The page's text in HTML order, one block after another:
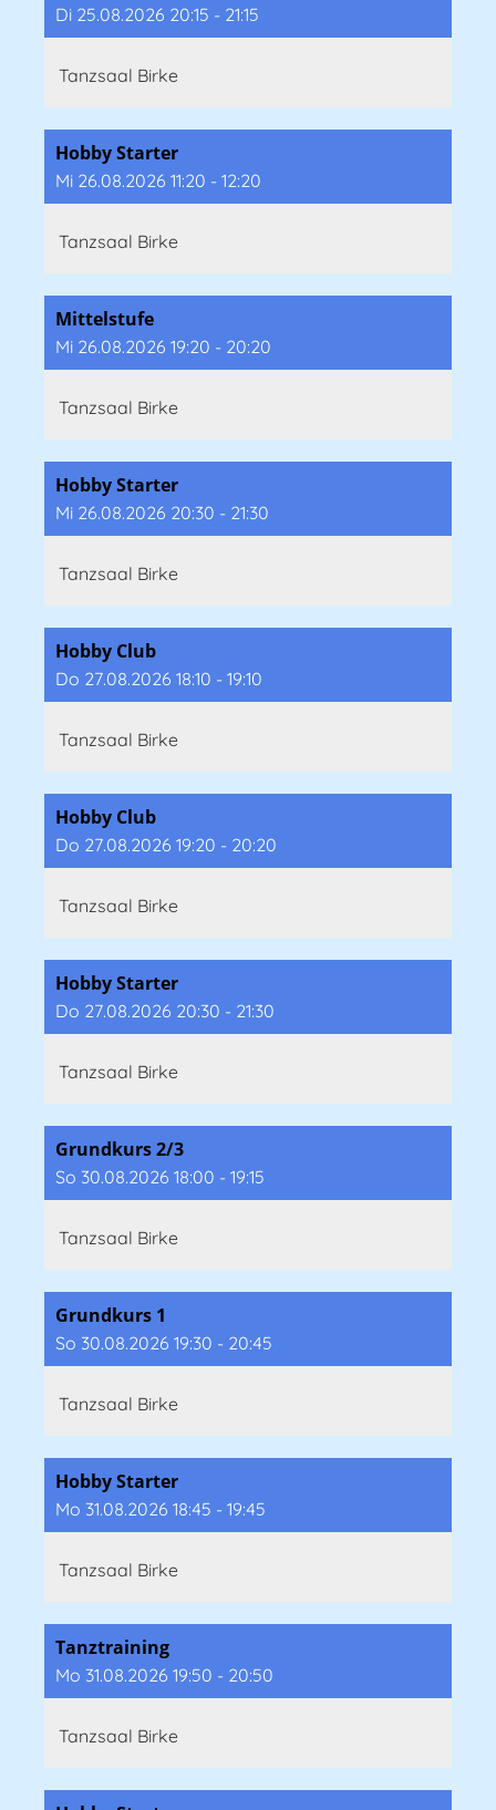
Di 25.08.2026 20:15 - 21:15
Tanzsaal Birke
Hobby Starter
Mi 26.08.2026 11:20 - 12:20
Tanzsaal Birke
Mittelstufe
Mi 26.08.2026 19:20 - 20:20
Tanzsaal Birke
Hobby Starter
Mi 26.08.2026 20:30 - 21:30
Tanzsaal Birke
Hobby Club
Do 27.08.2026 18:10 - 19:10
Tanzsaal Birke
Hobby Club
Do 27.08.2026 19:20 - 20:20
Tanzsaal Birke
Hobby Starter
Do 27.08.2026 20:30 - 21:30
Tanzsaal Birke
Grundkurs 2/3
So 30.08.2026 18:00 - 19:15
Tanzsaal Birke
Grundkurs 1
So 30.08.2026 19:30 - 20:45
Tanzsaal Birke
Hobby Starter
Mo 31.08.2026 18:45 - 19:45
Tanzsaal Birke
Tanztraining
Mo 31.08.2026 19:50 - 20:50
Tanzsaal Birke